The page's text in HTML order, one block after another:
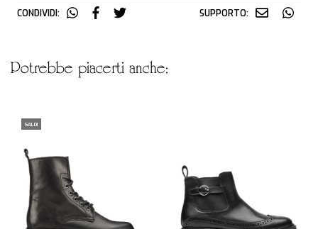
CONDIVIDI: SUPPORTO:
potrebbe piacerti anche:
SALDI